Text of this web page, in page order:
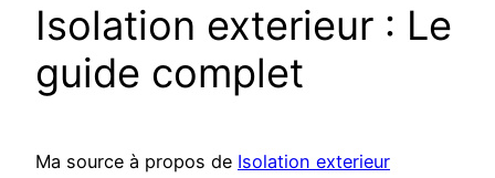
Isolation exterieur : Le
guide complet
Ma source à propos de Isolation exterieur